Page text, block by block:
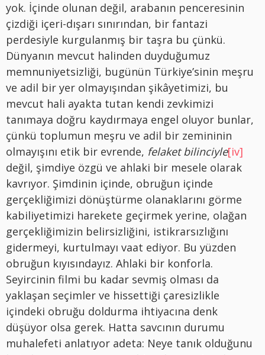
yok. İçinde olunan değil, arabanın penceresinin
çizdiği içeri-dışarı sınırından, bir fantazi
perdesiyle kurgulanmış bir taşra bu çünkü.
Dünyanın mevcut halinden duyduğumuz
memnuniyetsizliği, bugünün Türkiye’sinin meşru
ve adil bir yer olmayışından şikâyetimizi, bu
mevcut hali ayakta tutan kendi zevkimizi
tanımaya doğru kaydırmaya engel oluyor bunlar,
çünkü toplumun meşru ve adil bir zemininin
olmayışını etik bir evrende, felaket bilinciyle[iv]
değil, şimdiye özgü ve ahlaki bir mesele olarak
kavrıyor. Şimdinin içinde, obruğun içinde
gerçekliğimizi dönüştürme olanaklarını görme
kabiliyetimizi harekete geçirmek yerine, olağan
gerçekliğimizin belirsizliğini, istikrarsızlığını
gidermeyi, kurtulmayı vaat ediyor. Bu yüzden
obruğun kıyısındayız. Ahlaki bir konforla.
Seyircinin filmi bu kadar sevmiş olması da
yaklaşan seçimler ve hissettiği çaresizlikle
içindeki obruğu doldurma ihtiyacına denk
düşüyor olsa gerek. Hatta savcının durumu
muhalefeti anlatıyor adeta: Neye tanık olduğunu